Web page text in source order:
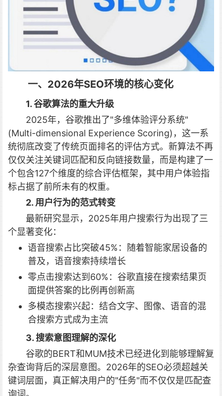
一、2026年SEO环境的核心变化
1. 谷歌算法的重大升级
2025年，谷歌推出了"多维体验评分系统"
(Multi-dimensional Experience Scoring)，这一系
统彻底改变了传统页面排名的评估方式。新算法不再
仅仅关注关键词匹配和反向链接数量，而是构建了一
个包含127个维度的综合评估框架，其中用户体验指
标占据了前所未有的权重。
2. 用户行为的范式转变
最新研究显示，2025年用户搜索行为出现了三
个显著变化：
语音搜索占比突破45%：随着智能家居设备的
普及，语音搜索持续增长
零点击搜索达到60%：谷歌直接在搜索结果页
面提供答案的比例再创新高
多模态搜索兴起：结合文字、图像、语音的混
合搜索方式成为主流
3. 搜索意图理解的深化
谷歌的BERT和MUM技术已经进化到能够理解复
杂查询背后的深层意图。2026年的SEO必须超越关
键词层面，真正解决用户的"任务"而不仅仅是匹配查
询词。